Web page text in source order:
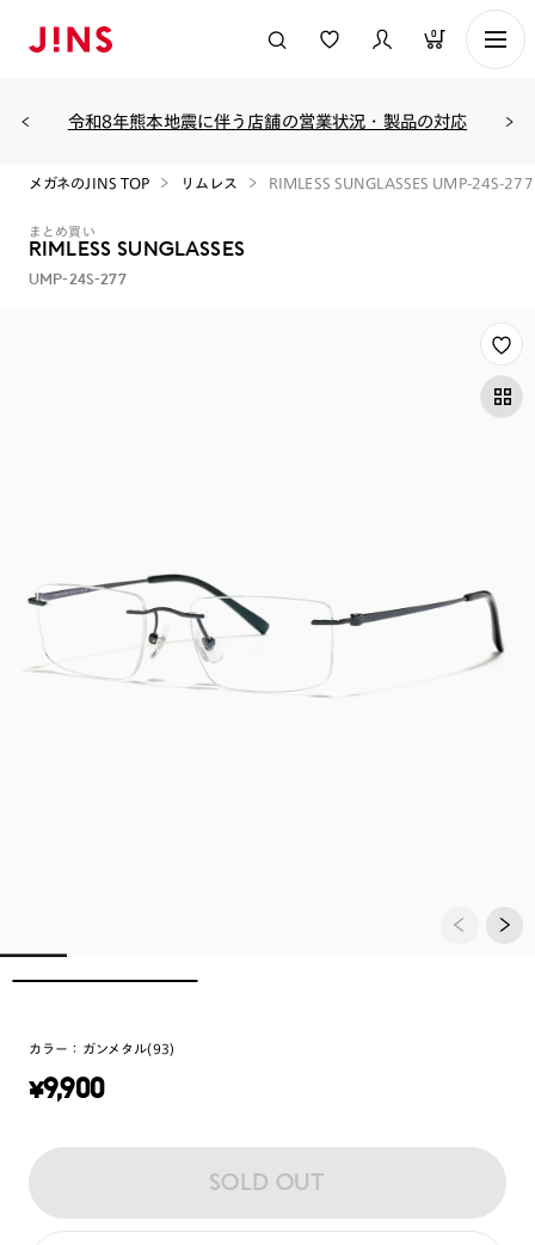
0
令和8年熊本地震に伴う店舗の営業状況・製品の対応
メガネのJINS TOP リムレス RIMLESS SUNGLASSES UMP-24S-277
まとめ買い
RIMLESS SUNGLASSES
UMP-24S-277
カラー： ガンメタル(93)
¥9,900
SOLD OUT